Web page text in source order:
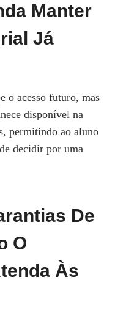
Manter
Já
o acesso futuro, mas
disponível na
permitindo ao aluno
decidir por uma
De
O
Às